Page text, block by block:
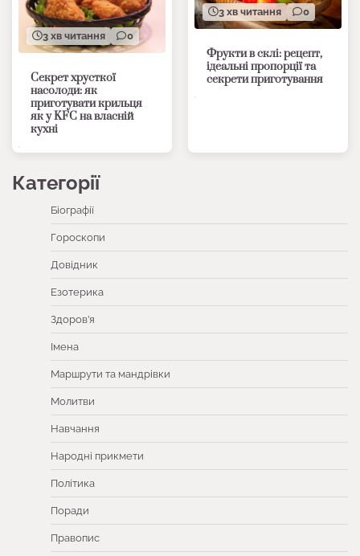
3 хв читання 0
Секрет хрусткої
насолоди: як
приготувати крильця
як у KFC на власній
кухні
3 хв читання 0
Фрукти в склі: рецепт,
ідеальні пропорції та
секрети приготування
Категорії
Біографії
Гороскопи
Довідник
Езотерика
Здоров’я
Імена
Маршрути та мандрівки
Молитви
Навчання
Народні прикмети
Політика
Поради
Правопис